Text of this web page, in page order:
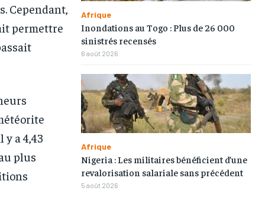
Cependant,
permettre
y a 4,43
plus
Afrique
Inondations au Togo : Plus de 26 000
sinistrés recensés
6 août 2026
Afrique
Nigeria : Les militaires bénéficient d’une
revalorisation salariale sans précédent
5 août 2026